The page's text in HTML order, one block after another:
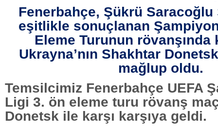
Fenerbahçe, Şükrü Saracoğlu
eşitlikle sonuçlanan
Eleme Turunun rövanşında
Ukrayna’nın Shakhtar
mağlup oldu.
Temsilcimiz Fenerbahçe UEFA
Ligi 3. ön eleme turu rövanş
Donetsk ile karşı karşıya geldi.